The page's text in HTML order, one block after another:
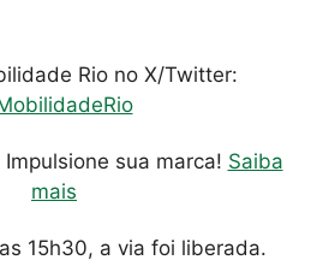
Rio no X/Twitter:
sua marca! Saiba
mais
15h30, a via foi liberada.